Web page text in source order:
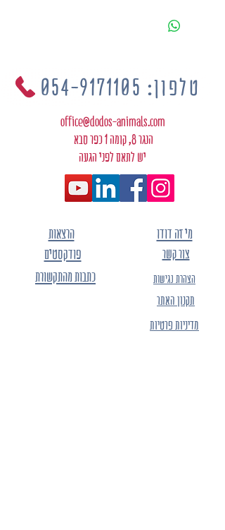
office@dodos-animals.com
הנגר 8, קומה 1 כפר סבא
יש לתאם לפני הגעה
טלפון: 054-9171105
צור קשר
הצהרת נגישות
מי זה דודו
הרצאות
פודקסטים
כתבות מהתקשורת
תקנון האתר
מדיניות פרטיות